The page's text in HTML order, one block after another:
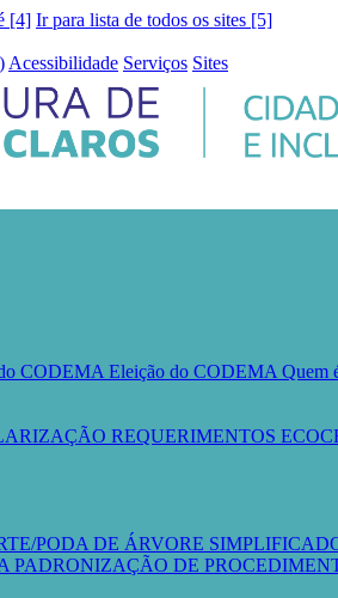
[4] Ir para lista de todos os sites [5]
Acessibilidade Serviços Sites
CODEMA Eleição do CODEMA Quem
REQUERIMENTOS
PODA DE ÁRVORE
PADRONIZAÇÃO DE